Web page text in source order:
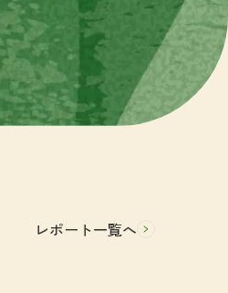
レポート一覧へ